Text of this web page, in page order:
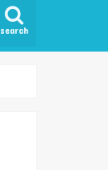
search